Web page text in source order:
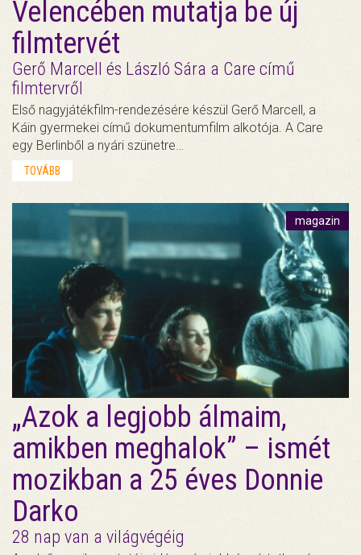
Velencében mutatja be új
filmtervét
Gerő Marcell és László Sára a Care című
filmtervről
Első nagyjátékfilm-rendezésére készül Gerő Marcell, a
Káin gyermekei című dokumentumfilm alkotója. A Care
egy Berlinből a nyári szünetre…
TOVÁBB
magazin
„Azok a legjobb álmaim,
amikben meghalok” – ismét
mozikban a 25 éves Donnie
Darko
28 nap van a világvégéig